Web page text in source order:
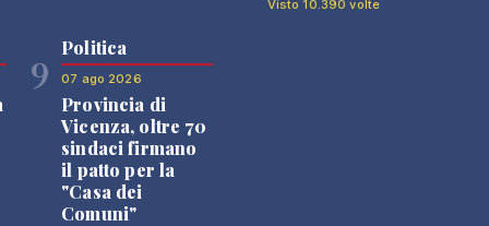
Visto 10.390 volte
9
Politica
07 ago 2026
Provincia di
Vicenza, oltre 70
sindaci firmano
il patto per la
"Casa dei
Comuni"